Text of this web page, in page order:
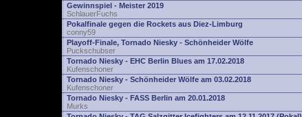
Gewinnspiel - Meister 2019
SchlauerFuchs
Pokalfinale gegen die Rockets aus Diez-Limburg
conny59
Playoff-Finale, Tornado Niesky - Schönheider Wölfe
Puckschubser
Tornado Niesky - EHC Berlin Blues am 17.02.2018
Kufenschoner
Tornado Niesky - Schönheider Wölfe am 03.02.2018
Kufenschoner
Tornado Niesky - FASS Berlin am 20.01.2018
Murks